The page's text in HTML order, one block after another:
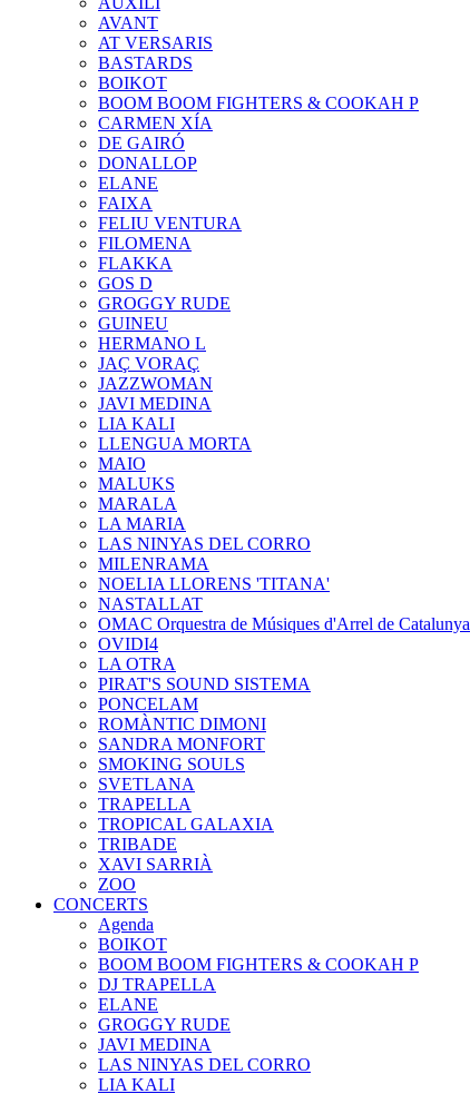
AVANT
AT VERSARIS
BASTARDS
BOIKOT
BOOM BOOM FIGHTERS & COOKAH P
CARMEN XÍA
DE GAIRÓ
DONALLOP
ELANE
FAIXA
FELIU VENTURA
FILOMENA
FLAKKA
GOS D
GROGGY RUDE
GUINEU
HERMANO L
JAÇ VORAÇ
JAZZWOMAN
JAVI MEDINA
LIA KALI
LLENGUA MORTA
MAIO
MALUKS
MARALA
LA MARIA
LAS NINYAS DEL CORRO
MILENRAMA
NOELIA LLORENS 'TITANA'
NASTALLAT
OMAC Orquestra de Músiques d'Arrel de Catalunya
OVIDI4
LA OTRA
PIRAT'S SOUND SISTEMA
PONCELAM
ROMÀNTIC DIMONI
SANDRA MONFORT
SMOKING SOULS
SVETLANA
TRAPELLA
TROPICAL GALAXIA
TRIBADE
XAVI SARRIÀ
ZOO
CONCERTS
Agenda
BOIKOT
BOOM BOOM FIGHTERS & COOKAH P
DJ TRAPELLA
ELANE
GROGGY RUDE
JAVI MEDINA
LAS NINYAS DEL CORRO
LIA KALI